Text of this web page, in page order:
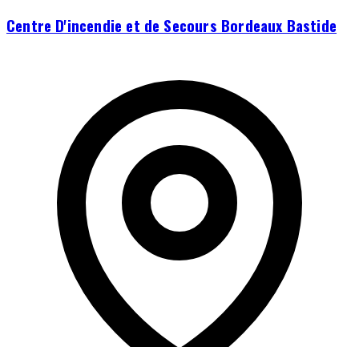
Centre D'incendie et de Secours Bordeaux Bastide